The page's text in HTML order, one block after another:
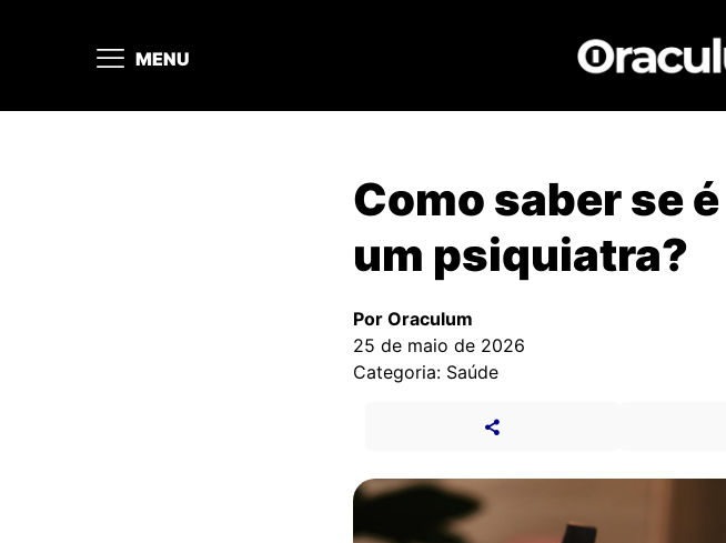
MENU
Como saber se
um psiquiatra?
Por Oraculum
25 de maio de 2026
Categoria: Saúde